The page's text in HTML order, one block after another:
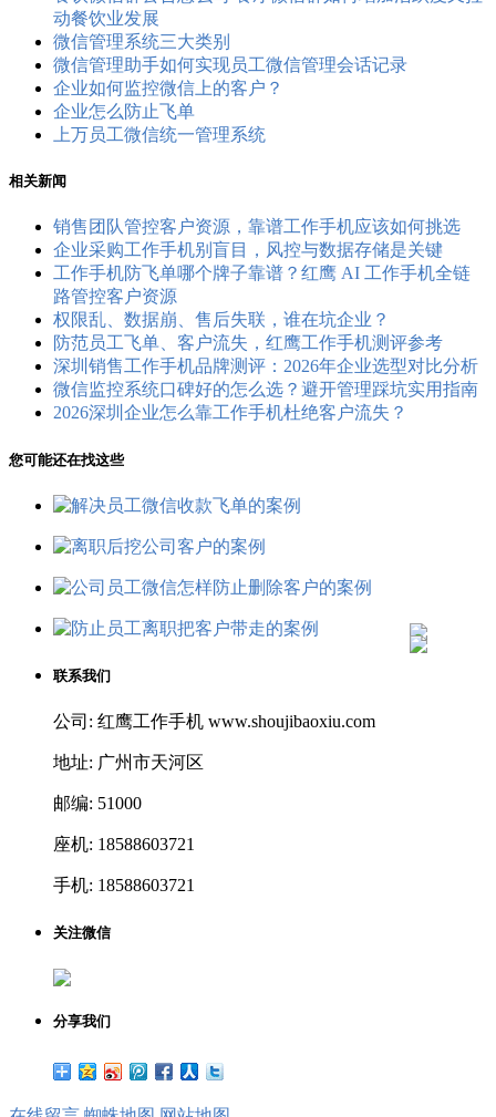
动餐饮业发展
微信管理系统三大类别
微信管理助手如何实现员工微信管理会话记录
企业如何监控微信上的客户？
企业怎么防止飞单
上万员工微信统一管理系统
相关新闻
销售团队管控客户资源，靠谱工作手机应该如何挑选
企业采购工作手机别盲目，风控与数据存储是关键
工作手机防飞单哪个牌子靠谱？红鹰 AI 工作手机全链
路管控客户资源
权限乱、数据崩、售后失联，谁在坑企业？
防范员工飞单、客户流失，红鹰工作手机测评参考
深圳销售工作手机品牌测评：2026年企业选型对比分析
微信监控系统口碑好的怎么选？避开管理踩坑实用指南
2026深圳企业怎么靠工作手机杜绝客户流失？
您可能还在找这些
联系我们
公司: 红鹰工作手机 www.shoujibaoxiu.com
地址: 广州市天河区
邮编: 51000
座机: 18588603721
手机: 18588603721
关注微信
分享我们